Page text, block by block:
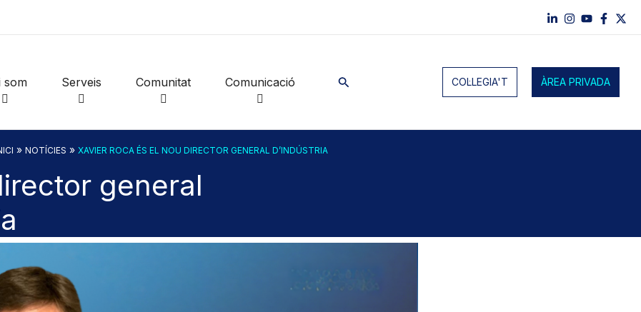
som Serveis Comunitat Comunicació Cerca COL·LEGIA'T ÀREA PRIVADA
» NOTÍCIES » XAVIER ROCA ÉS EL NOU DIRECTOR GENERAL D’INDÚSTRIA
general